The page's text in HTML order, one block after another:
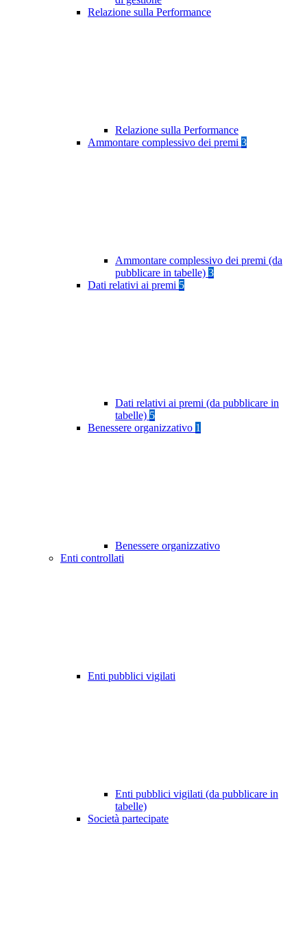
Relazione sulla Performance
Relazione sulla Performance
Ammontare complessivo dei premi 3
Ammontare complessivo dei premi (da
pubblicare in tabelle) 3
Dati relativi ai premi 5
Dati relativi ai premi (da pubblicare in
tabelle) 5
Benessere organizzativo 1
Benessere organizzativo
Enti controllati
Enti pubblici vigilati
Enti pubblici vigilati (da pubblicare in
tabelle)
Società partecipate